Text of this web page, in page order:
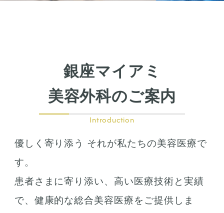
銀座マイアミ
美容外科のご案内
Introduction
優しく寄り添う それが私たちの美容医療で
す。
患者さまに寄り添い、高い医療技術と実績
で、健康的な総合美容医療をご提供しま